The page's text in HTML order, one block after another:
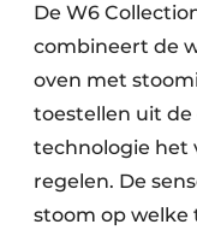
De W6
combineert de
oven met
toestellen uit de
technologie het
regelen. De
stoom op